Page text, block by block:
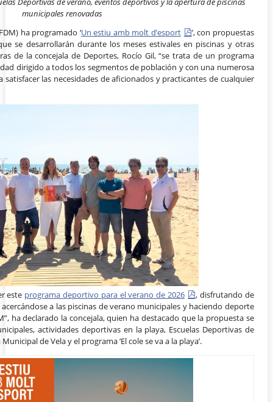
municipales renovadas
ha programado ‘Un estiu amb molt d’esport
’, con propuestas
se desarrollarán durante los meses estivales en piscinas y otras
de la concejala de Deportes, Rocío Gil, “se trata de un programa
dirigido a todos los segmentos de población y con una numerosa
las necesidades de aficionados y practicantes de cualquier
este programa deportivo para el verano de 2026
, disfrutando de
a las piscinas de verano municipales y haciendo deporte
ha declarado la concejala, quien ha destacado que la propuesta se
actividades deportivas en la playa, Escuelas Deportivas de
de Vela y el programa ‘El cole se va a la playa’.